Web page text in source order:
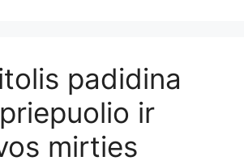
padidina
ir
mirties